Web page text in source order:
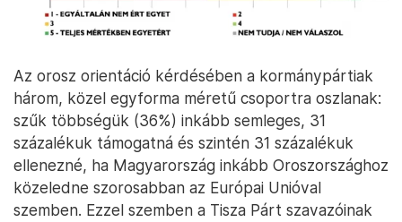
Az orosz orientáció kérdésében a kormánypártiak
három, közel egyforma méretű csoportra oszlanak:
szűk többségük (36%) inkább semleges, 31
százalékuk támogatná és szintén 31 százalékuk
ellenezné, ha Magyarország inkább Oroszországhoz
közeledne szorosabban az Európai Unióval
szemben. Ezzel szemben a Tisza Párt szavazóinak